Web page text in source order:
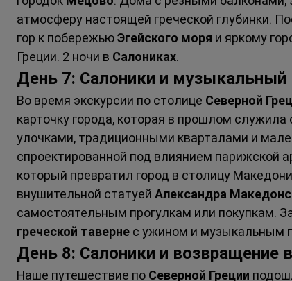
атмосферу настоящей греческой глубинки.
гор к побережью Эгейского моря и яркому
Греции. 2 ночи в Салониках.
День 7: Салоники и музыкальный
Во время экскурсии по столице Северной
карточку города, которая в прошлом
улочками, традиционными кварталами и
спроектированной под влиянием парижской
который превратил город в столицу
внушительной статуей Александра
самостоятельным прогулкам или покупкам.
греческой таверне с ужином и музыкальным
День 8: Салоники и возвращение
Наше путешествие по Северной Греции